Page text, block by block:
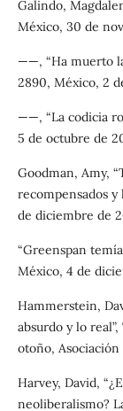
Galindo,
México, 30 de
——, “Ha muerto
2890, México, 2
——, “La codicia
5 de octubre de
Goodman, Amy,
recompensados y
de diciembre de
“Greenspan
México, 4 de
Hammerstein,
absurdo y lo
otoño,
Harvey, David,
neoliberalismo?